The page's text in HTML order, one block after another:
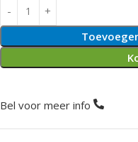
Bel voor meer info